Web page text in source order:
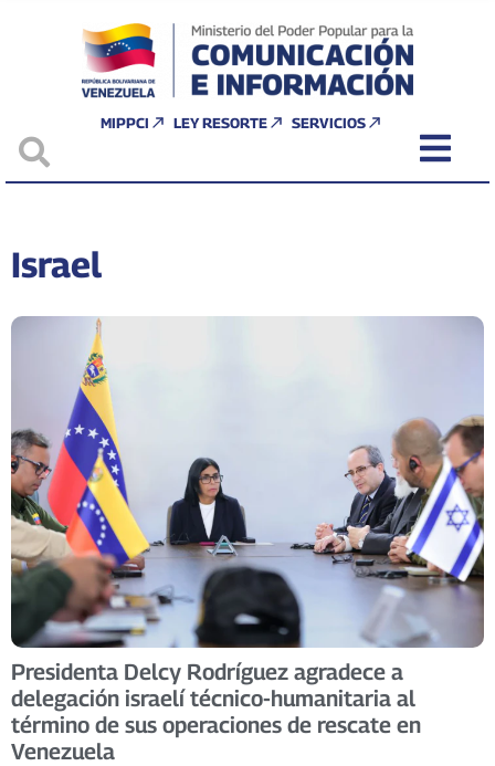
MIPPCI LEY RESORTE SERVICIOS
Israel
Presidenta Delcy Rodríguez agradece a
delegación israelí técnico-humanitaria al
término de sus operaciones de rescate en
Venezuela